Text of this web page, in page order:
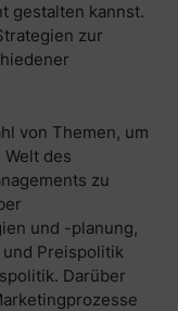
gestalten kannst.
zur
von Themen, um
des
zu
und -planung,
Preispolitik
Darüber